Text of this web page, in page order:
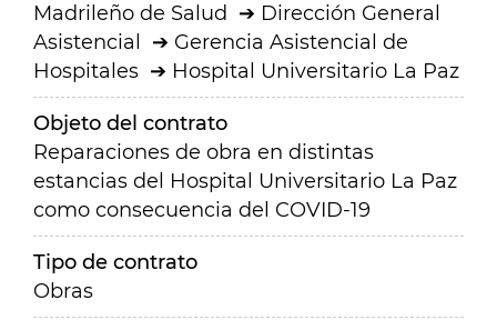
Madrileño de Salud
Dirección General
Asistencial
Gerencia Asistencial de
Hospitales
Hospital Universitario La Paz
Objeto del contrato
Reparaciones de obra en distintas
estancias del Hospital Universitario La Paz
como consecuencia del COVID-19
Tipo de contrato
Obras